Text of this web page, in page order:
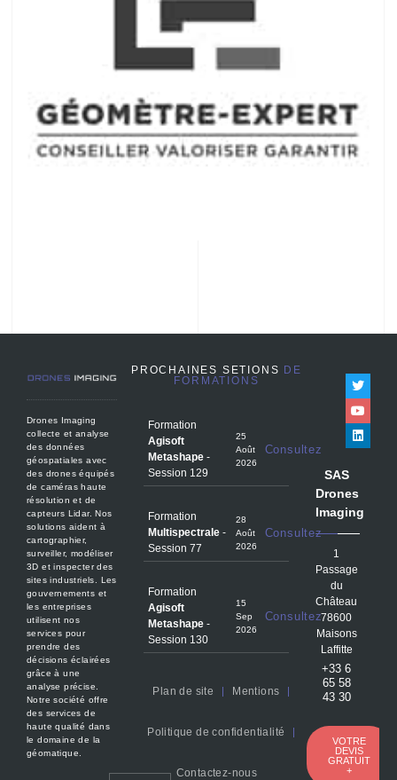
Drones Imaging
collecte et analyse
des données
géospatiales avec
des drones équipés
de caméras haute
résolution et de
capteurs Lidar. Nos
solutions aident à
cartographier,
surveiller, modéliser
3D et inspecter des
sites industriels. Les
gouvernements et
les entreprises
utilisent nos
services pour
prendre des
décisions éclairées
grâce à une
analyse précise.
Notre société offre
des services de
haute qualité dans
le domaine de la
géomatique.
PROCHAINES SETIONS DE
FORMATIONS
Formation
Agisoft
Metashape -
Session 129
25
Août
2026
Consultez
Formation
Multispectrale -
Session 77
28
Août
2026
Consultez
Formation
Agisoft
Metashape -
Session 130
15
Sep
2026
Consultez
Plan de site Mentions
Politique de confidentialité
Contactez-nous
SAS
Drones
Imaging
1
Passage
du
Château
78600
Maisons
Laffitte
+33 6
65 58
43 30
VOTRE
DEVIS
GRATUIT
+